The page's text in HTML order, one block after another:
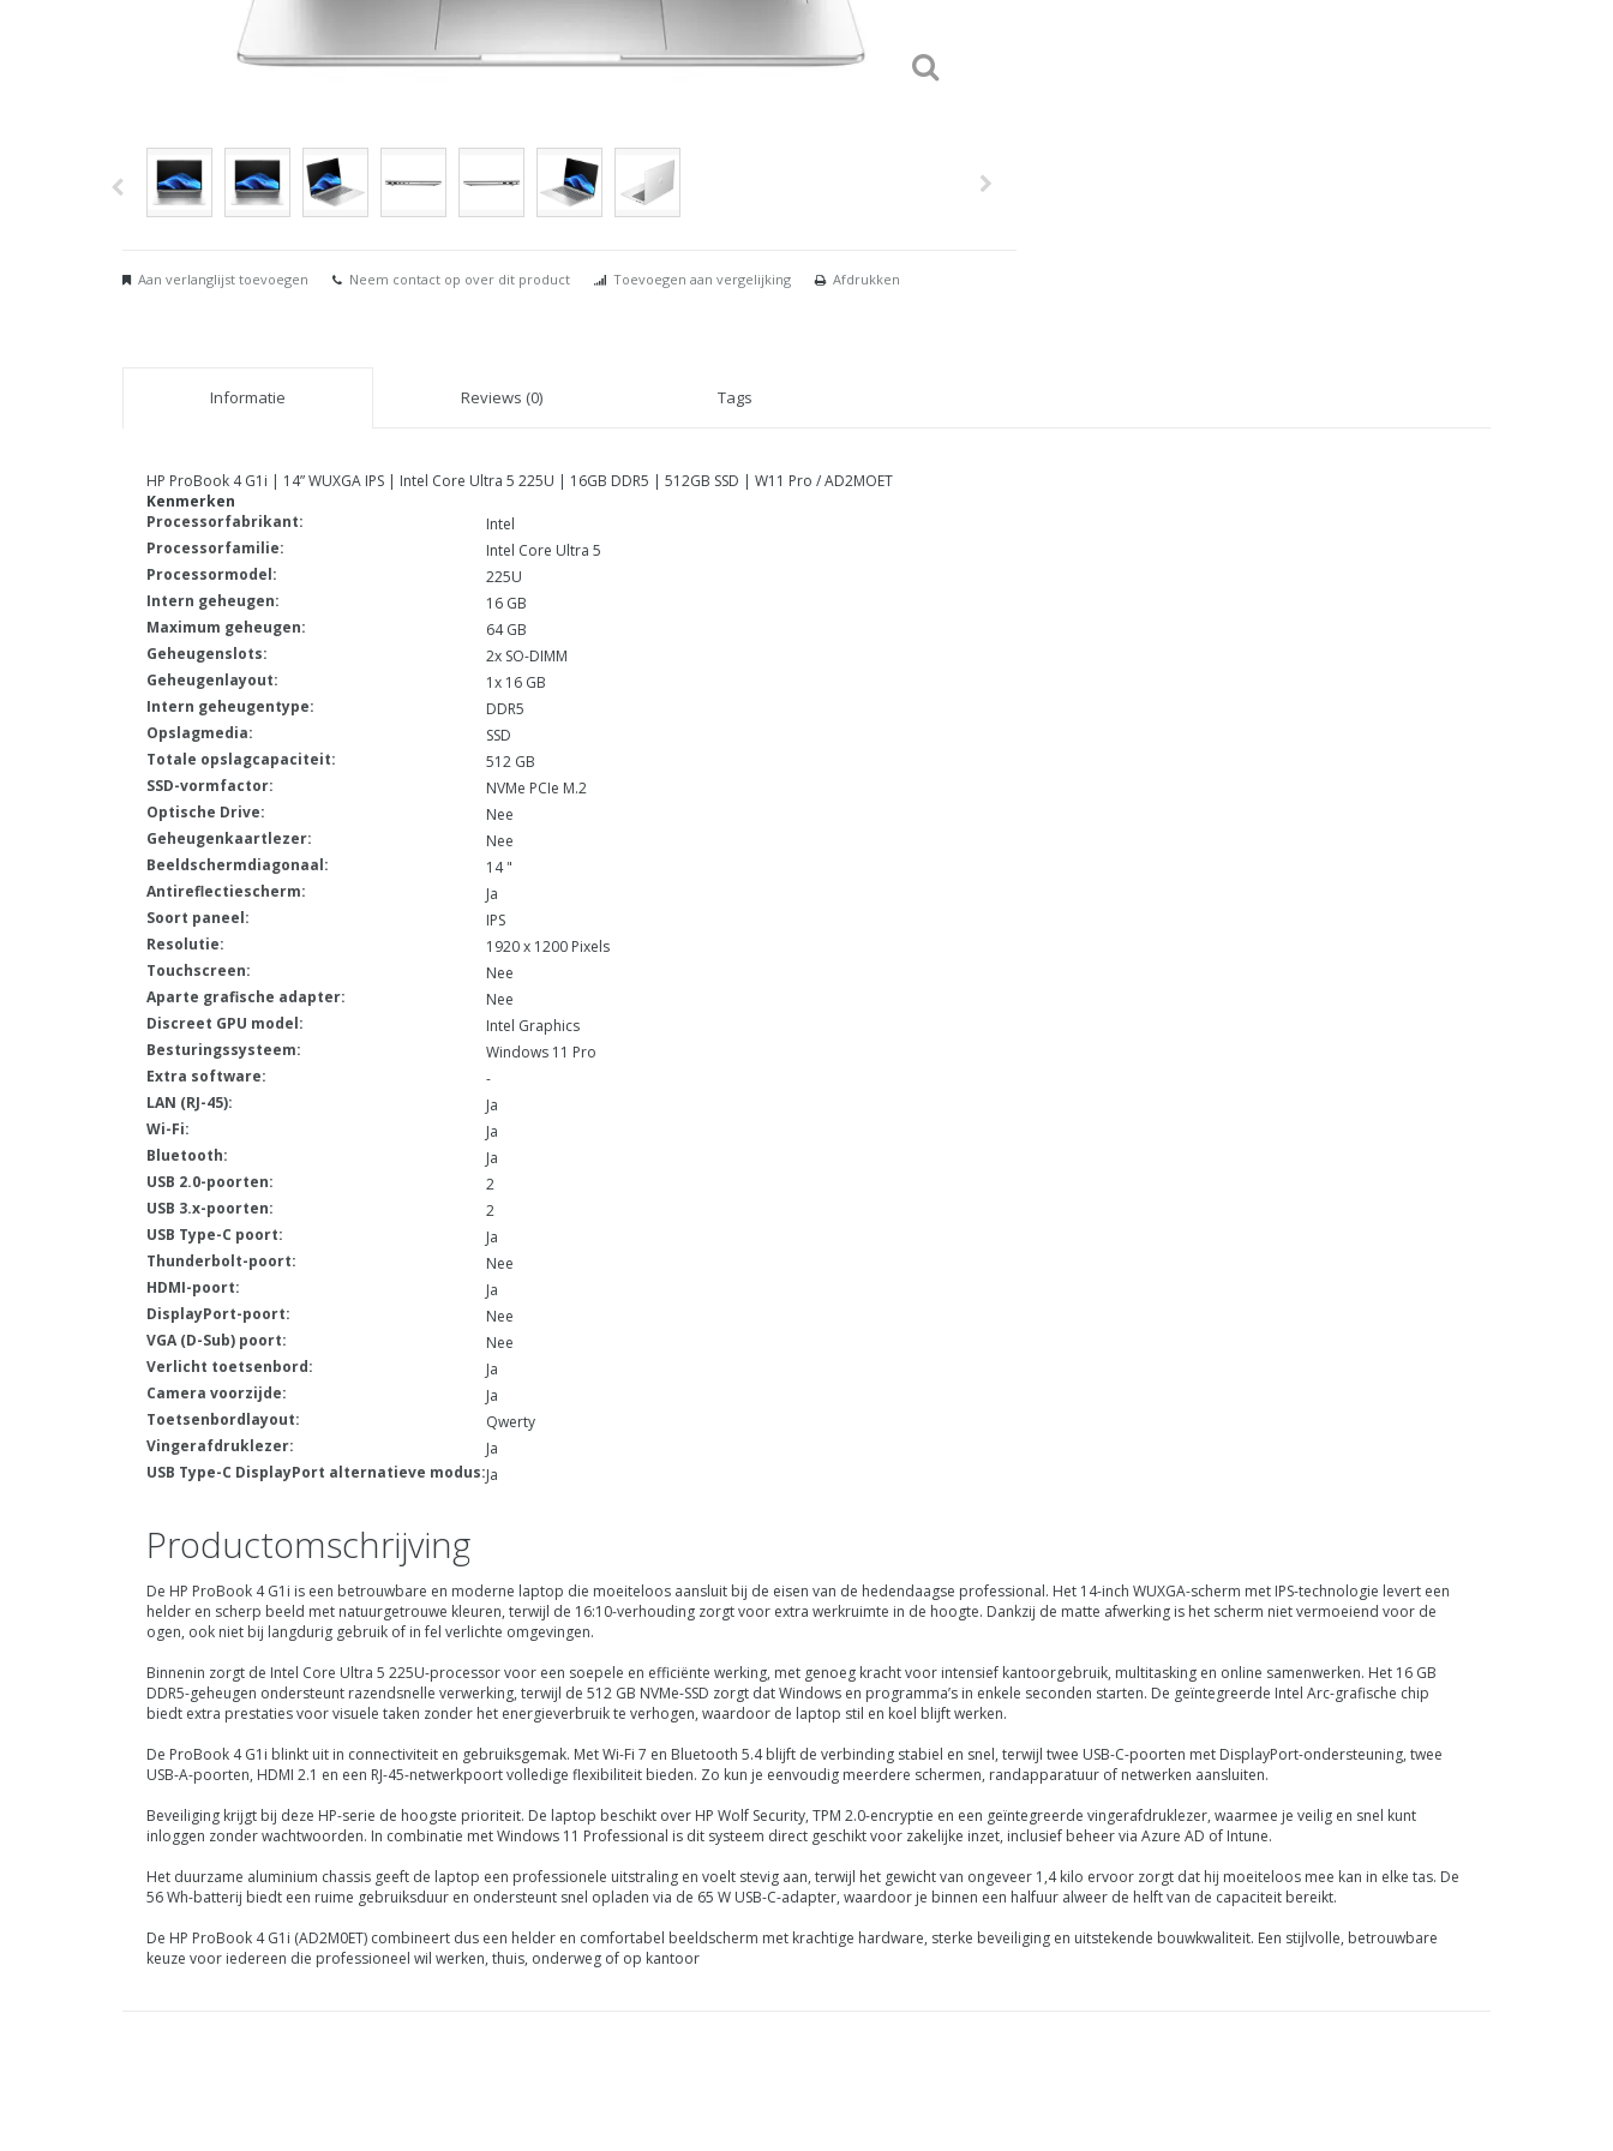
Aan verlanglijst toevoegen Neem contact op over dit product Toevoegen aan vergelijking Afdrukken
Informatie Reviews (0) Tags
HP ProBook 4 G1i | 14” WUXGA IPS | Intel Core Ultra 5 225U | 16GB DDR5 | 512GB SSD | W11 Pro / AD2MOET
Kenmerken
Processorfabrikant:
Intel
Processorfamilie:
Intel Core Ultra 5
Processormodel:
225U
Intern geheugen:
16 GB
Maximum geheugen:
64 GB
Geheugenslots:
2x SO-DIMM
Geheugenlayout:
1x 16 GB
Intern geheugentype:
DDR5
Opslagmedia:
SSD
Totale opslagcapaciteit:
512 GB
SSD-vormfactor:
NVMe PCIe M.2
Optische Drive:
Nee
Geheugenkaartlezer:
Nee
Beeldschermdiagonaal:
14 "
Antireflectiescherm:
Ja
Soort paneel:
IPS
Resolutie:
1920 x 1200 Pixels
Touchscreen:
Nee
Aparte grafische adapter:
Nee
Discreet GPU model:
Intel Graphics
Besturingssysteem:
Windows 11 Pro
Extra software:
-
LAN (RJ-45):
Ja
Wi-Fi:
Ja
Bluetooth:
Ja
USB 2.0-poorten:
2
USB 3.x-poorten:
2
USB Type-C poort:
Ja
Thunderbolt-poort:
Nee
HDMI-poort:
Ja
DisplayPort-poort:
Nee
VGA (D-Sub) poort:
Nee
Verlicht toetsenbord:
Ja
Camera voorzijde:
Ja
Toetsenbordlayout:
Qwerty
Vingerafdruklezer:
Ja
USB Type-C DisplayPort alternatieve modus:Ja
Productomschrijving
De HP ProBook 4 G1i is een betrouwbare en moderne laptop die moeiteloos aansluit bij de eisen van de hedendaagse professional. Het 14-inch WUXGA-scherm met IPS-technologie levert een
helder en scherp beeld met natuurgetrouwe kleuren, terwijl de 16:10-verhouding zorgt voor extra werkruimte in de hoogte. Dankzij de matte afwerking is het scherm niet vermoeiend voor de
ogen, ook niet bij langdurig gebruik of in fel verlichte omgevingen.
Binnenin zorgt de Intel Core Ultra 5 225U-processor voor een soepele en efficiënte werking, met genoeg kracht voor intensief kantoorgebruik, multitasking en online samenwerken. Het 16 GB
DDR5-geheugen ondersteunt razendsnelle verwerking, terwijl de 512 GB NVMe-SSD zorgt dat Windows en programma’s in enkele seconden starten. De geïntegreerde Intel Arc-grafische chip
biedt extra prestaties voor visuele taken zonder het energieverbruik te verhogen, waardoor de laptop stil en koel blijft werken.
De ProBook 4 G1i blinkt uit in connectiviteit en gebruiksgemak. Met Wi-Fi 7 en Bluetooth 5.4 blijft de verbinding stabiel en snel, terwijl twee USB-C-poorten met DisplayPort-ondersteuning, twee
USB-A-poorten, HDMI 2.1 en een RJ-45-netwerkpoort volledige flexibiliteit bieden. Zo kun je eenvoudig meerdere schermen, randapparatuur of netwerken aansluiten.
Beveiliging krijgt bij deze HP-serie de hoogste prioriteit. De laptop beschikt over HP Wolf Security, TPM 2.0-encryptie en een geïntegreerde vingerafdruklezer, waarmee je veilig en snel kunt
inloggen zonder wachtwoorden. In combinatie met Windows 11 Professional is dit systeem direct geschikt voor zakelijke inzet, inclusief beheer via Azure AD of Intune.
Het duurzame aluminium chassis geeft de laptop een professionele uitstraling en voelt stevig aan, terwijl het gewicht van ongeveer 1,4 kilo ervoor zorgt dat hij moeiteloos mee kan in elke tas. De
56 Wh-batterij biedt een ruime gebruiksduur en ondersteunt snel opladen via de 65 W USB-C-adapter, waardoor je binnen een halfuur alweer de helft van de capaciteit bereikt.
De HP ProBook 4 G1i (AD2M0ET) combineert dus een helder en comfortabel beeldscherm met krachtige hardware, sterke beveiliging en uitstekende bouwkwaliteit. Een stijlvolle, betrouwbare
keuze voor iedereen die professioneel wil werken, thuis, onderweg of op kantoor